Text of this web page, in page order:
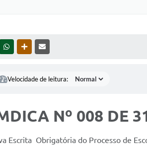
WHATSAPPOUTRAS MÍDIAS
Velocidade de leitura:
Nº 008 DE
Escrita Obrigatória do Processo de